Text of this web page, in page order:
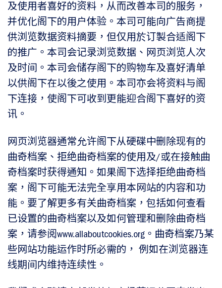
及使用者喜好的资料，从而改善本司的服务，
并优化阁下的用户体验。本司可能向广告商提
供浏览数据资料摘要，但仅用於订製合适阁下
的推广。本司会记录浏览数据、网页浏览人次
及时间。本司会储存阁下的购物车及喜好清单
以供阁下在以後之使用。本司亦会将资料与阁
下连接，使阁下可收到更能迎合阁下喜好的资
讯。
网页浏览器通常允许阁下从硬碟中删除现有的
曲奇档案、拒绝曲奇档案的使用及/或在接触曲
奇档案时获得通知。如果阁下选择拒绝曲奇档
案，阁下可能无法完全享用本网站的内容和功
能。要了解更多有关曲奇档案，包括如何查看
已设置的曲奇档案以及如何管理和删除曲奇档
案，请参阅www.allaboutcookies.org。曲奇档案乃某
些网站功能运作时所必需的， 例如在浏览器连
线期间内维持连续性。